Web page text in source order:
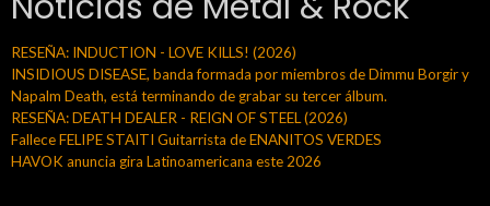
RESEÑA: INDUCTION - LOVE KILLS! (2026)
INSIDIOUS DISEASE, banda formada por miembros de Dimmu Borgir y
Napalm Death, está terminando de grabar su tercer álbum.
RESEÑA: DEATH DEALER - REIGN OF STEEL (2026)
Fallece FELIPE STAITI Guitarrista de ENANITOS VERDES
HAVOK anuncia gira Latinoamericana este 2026